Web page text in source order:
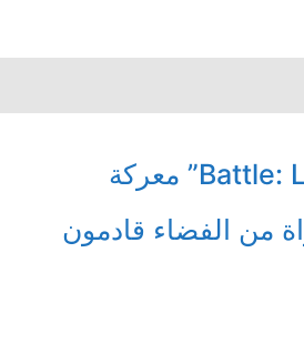
“Battle: Los Angeles” معركة
من الفضاء قادمون